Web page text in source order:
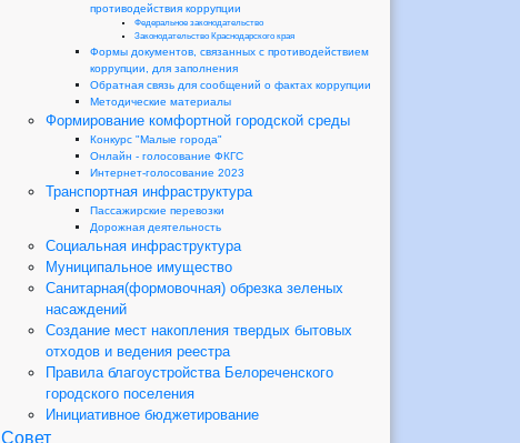
противодействия коррупции
Федеральное законодательство
Законодательство Краснодарского края
Формы документов, связанных с противодействием
коррупции, для заполнения
Обратная связь для сообщений о фактах коррупции
Методические материалы
Формирование комфортной городской среды
Конкурс "Малые города"
Онлайн - голосование ФКГС
Интернет-голосование 2023
Транспортная инфраструктура
Пассажирские перевозки
Дорожная деятельность
Социальная инфраструктура
Муниципальное имущество
Санитарная(формовочная) обрезка зеленых
насаждений
Создание мест накопления твердых бытовых
отходов и ведения реестра
Правила благоустройства Белореченского
городского поселения
Инициативное бюджетирование
Совет